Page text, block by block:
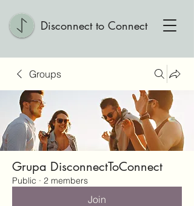
Disconnect to Connect
Groups
Grupa DisconnectToConnect
Public · 2 members
Join